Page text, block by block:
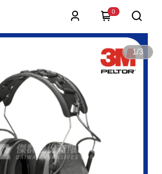
0
1/3